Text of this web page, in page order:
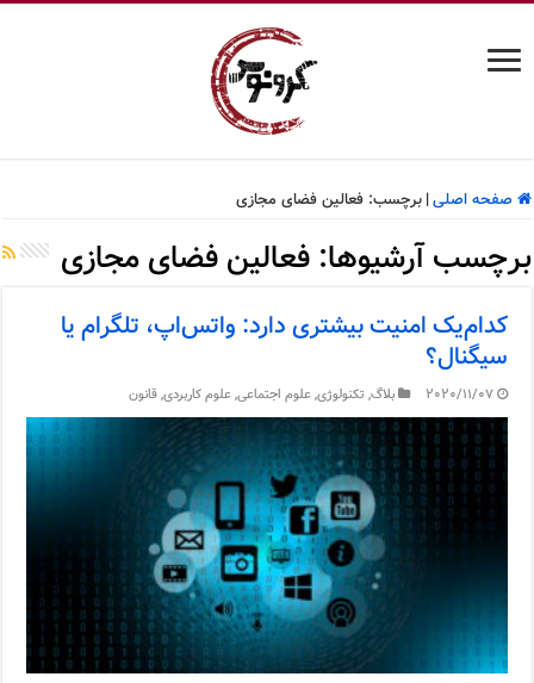
صفحه اصلی| برچسب:فعالین فضای مجازی
برچسب آرشیوها:فعالین فضای مجازی
کدام‌یک امنیت بیشتری دارد: واتس‌اپ، تلگرام یا
سیگنال؟
2020/11/07 بلاگ, تکنولوژی,علوم اجتماعی,علوم کاربردی,قانون